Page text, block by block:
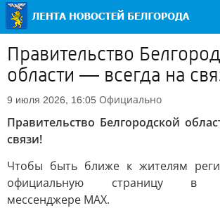
Правительство
области — всегда на
9 июля 2026, 16:05 Официально
Правительство Белгородской
связи!
Чтобы быть ближе к жителям
официальную страницу в
мессенджере MAX.